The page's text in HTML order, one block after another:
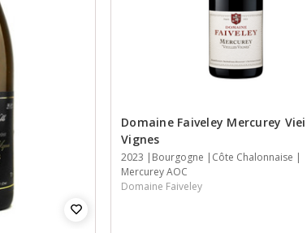
Domaine Faiveley Mercurey
Vignes
2023 Bourgogne
Côte Chalonnaise
Mercurey AOC
Domaine Faiveley